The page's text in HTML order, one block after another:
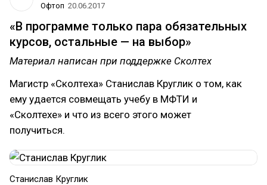
Офтоп 20.06.2017
«В программе только пара обязательных
курсов, остальные — на выбор»
Материал написан при поддержке Сколтех
Магистр «Сколтеха» Станислав Круглик о том, как
ему удается совмещать учебу в МФТИ и
«Сколтехе» и что из всего этого может
получиться.
Станислав Круглик